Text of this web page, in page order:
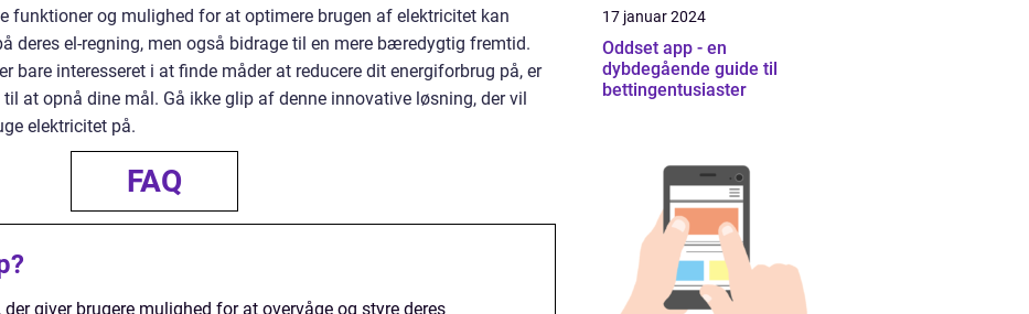
funktioner og mulighed for at optimere brugen af elektricitet kan
deres el-regning, men også bidrage til en mere bæredygtig fremtid.
bare interesseret i at finde måder at reducere dit energiforbrug på, er
at opnå dine mål. Gå ikke glip af denne innovative løsning, der vil
elektricitet på.
FAQ
giver brugere mulighed for at overvåge og styre deres
17 januar 2024
Oddset app - en
dybdegående guide til
bettingentusiaster